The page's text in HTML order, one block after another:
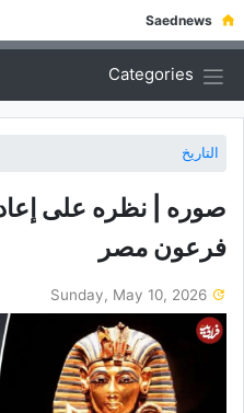
Saednews
Categories
التاريخ
صوره | نظره على
فرعون مصر